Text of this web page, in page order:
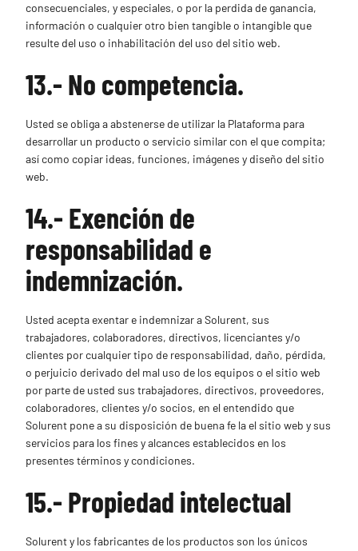
consecuenciales, y especiales, o por la perdida de ganancia,
información o cualquier otro bien tangible o intangible que
resulte del uso o inhabilitación del uso del sitio web.
13.- No competencia.
Usted se obliga a abstenerse de utilizar la Plataforma para
desarrollar un producto o servicio similar con el que compita;
así como copiar ideas, funciones, imágenes y diseño del sitio
web.
14.- Exención de
responsabilidad e
indemnización.
Usted acepta exentar e indemnizar a Solurent, sus
trabajadores, colaboradores, directivos, licenciantes y/o
clientes por cualquier tipo de responsabilidad, daño, pérdida,
o perjuicio derivado del mal uso de los equipos o el sitio web
por parte de usted sus trabajadores, directivos, proveedores,
colaboradores, clientes y/o socios, en el entendido que
Solurent pone a su disposición de buena fe la el sitio web y sus
servicios para los fines y alcances establecidos en los
presentes términos y condiciones.
15.- Propiedad intelectual
Solurent y los fabricantes de los productos son los únicos